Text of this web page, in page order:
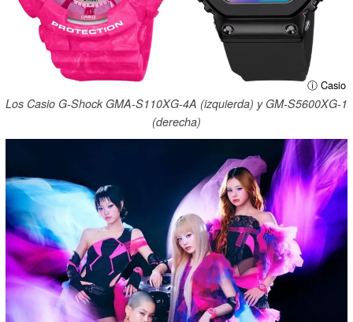
ⓘ Casio
Los Casio G-Shock GMA-S110XG-4A (izquierda) y GM-S5600XG-1
(derecha)